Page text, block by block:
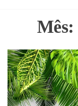
Mês: